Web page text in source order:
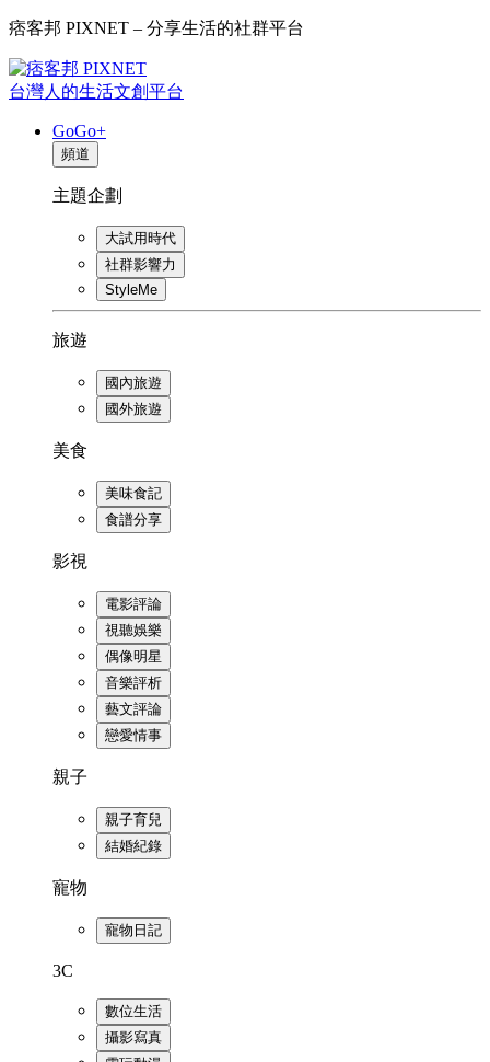
痞客邦 PIXNET – 分享生活的社群平台
台灣人的生活文創平台
GoGo+
頻道
主題企劃
大試用時代
社群影響力
StyleMe
旅遊
國內旅遊
國外旅遊
美食
美味食記
食譜分享
影視
電影評論
視聽娛樂
偶像明星
音樂評析
藝文評論
戀愛情事
親子
親子育兒
結婚紀錄
寵物
寵物日記
3C
數位生活
攝影寫真